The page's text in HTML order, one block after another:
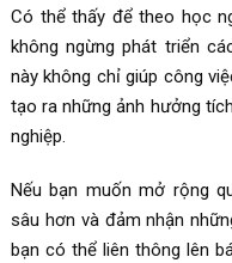
Có thể thấy để theo học
không ngừng phát triển
này không chỉ giúp công
tạo ra những ảnh hưởng
nghiệp.
Nếu bạn muốn mở rộng
sâu hơn và đảm nhận
bạn có thể liên thông lên